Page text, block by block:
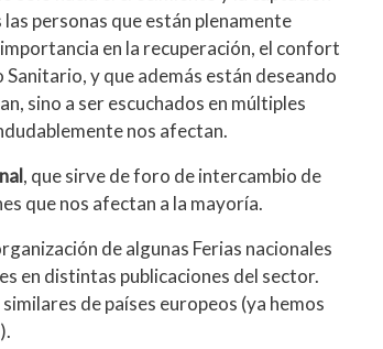
personas que están plenamente
en la recuperación, el confort
y que además están deseando
sino a ser escuchados en múltiples
nos afectan.
, que sirve de foro de intercambio de
que nos afectan a la mayoría.
de algunas Ferias nacionales
en distintas publicaciones del sector.
de países europeos (ya hemos